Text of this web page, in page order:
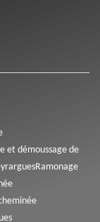
et démoussage de
Ramonage